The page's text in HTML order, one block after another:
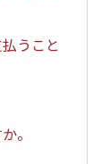
うこと
。